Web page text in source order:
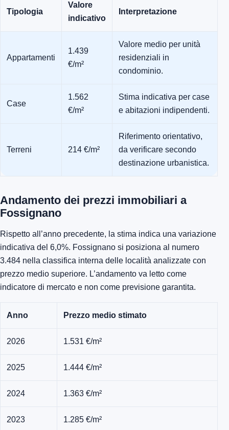
Tipologia
Valore
indicativo
Interpretazione
Appartamenti
1.439
€/m²
Valore medio per unità
residenziali in
condominio.
Case
1.562
€/m²
Stima indicativa per case
e abitazioni indipendenti.
Terreni 214 €/m²
Riferimento orientativo,
da verificare secondo
destinazione urbanistica.
Andamento dei prezzi immobiliari a
Fossignano
Rispetto all’anno precedente, la stima indica una variazione
indicativa del 6,0%. Fossignano si posiziona al numero
3.484 nella classifica interna delle località analizzate con
prezzo medio superiore. L’andamento va letto come
indicatore di mercato e non come previsione garantita.
Anno Prezzo medio stimato
2026 1.531 €/m²
2025 1.444 €/m²
2024 1.363 €/m²
2023 1.285 €/m²